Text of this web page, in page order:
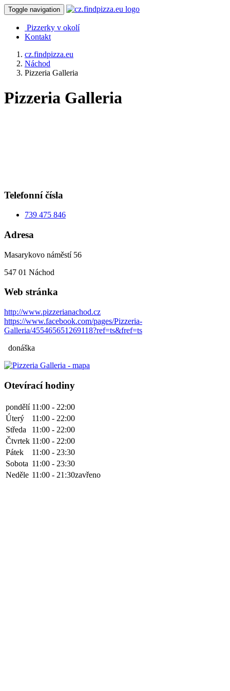
Toggle navigation
Pizzerky v okolí
Kontakt
cz.findpizza.eu
Náchod
Pizzeria Galleria
Pizzeria Galleria
Telefonní čísla
739 475 846
Adresa
Masarykovo náměstí 56
547 01 Náchod
Web stránka
http://www.pizzerianachod.cz
https://www.facebook.com/pages/Pizzeria-
Galleria/455465651269118?ref=ts&fref=ts
donáška
Otevírací hodiny
pondělí 11:00 - 22:00
Úterý
11:00 - 22:00
Středa
11:00 - 22:00
Čtvrtek 11:00 - 22:00
Pátek
11:00 - 23:30
Sobota 11:00 - 23:30
Neděle 11:00 - 21:30zavřeno